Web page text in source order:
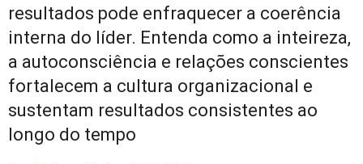
resultados pode enfraquecer a coerência
interna do líder. Entenda como a inteireza,
a autoconsciência e relações conscientes
fortalecem a cultura organizacional e
sustentam resultados consistentes ao
longo do tempo